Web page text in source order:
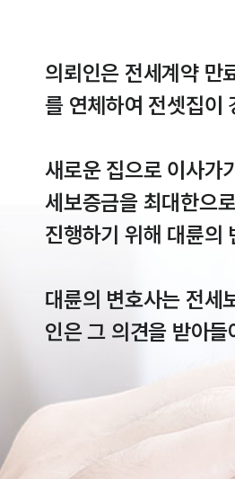
의뢰인은 전세계약 만
를 연체하여 전셋집이
새로운 집으로 이사가
세보증금을 최대한으
진행하기 위해 대륜의
대륜의 변호사는 전세
인은 그 의견을 받아